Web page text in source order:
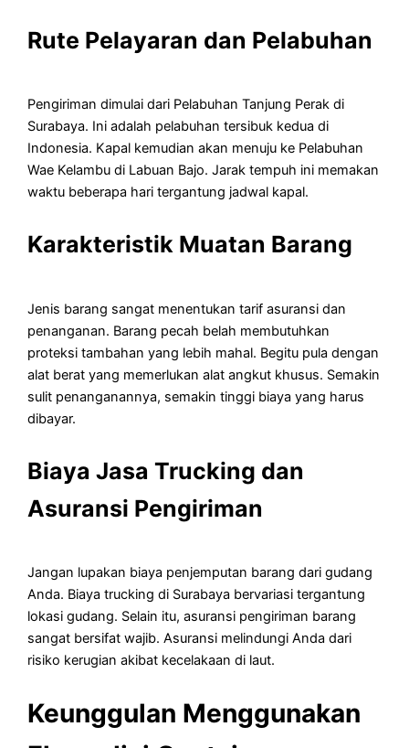
Rute Pelayaran dan Pelabuhan
Pengiriman dimulai dari Pelabuhan Tanjung Perak di
Surabaya. Ini adalah pelabuhan tersibuk kedua di
Indonesia. Kapal kemudian akan menuju ke Pelabuhan
Wae Kelambu di Labuan Bajo. Jarak tempuh ini memakan
waktu beberapa hari tergantung jadwal kapal.
Karakteristik Muatan Barang
Jenis barang sangat menentukan tarif asuransi dan
penanganan. Barang pecah belah membutuhkan
proteksi tambahan yang lebih mahal. Begitu pula dengan
alat berat yang memerlukan alat angkut khusus. Semakin
sulit penanganannya, semakin tinggi biaya yang harus
dibayar.
Biaya Jasa Trucking dan
Asuransi Pengiriman
Jangan lupakan biaya penjemputan barang dari gudang
Anda. Biaya trucking di Surabaya bervariasi tergantung
lokasi gudang. Selain itu, asuransi pengiriman barang
sangat bersifat wajib. Asuransi melindungi Anda dari
risiko kerugian akibat kecelakaan di laut.
Keunggulan Menggunakan